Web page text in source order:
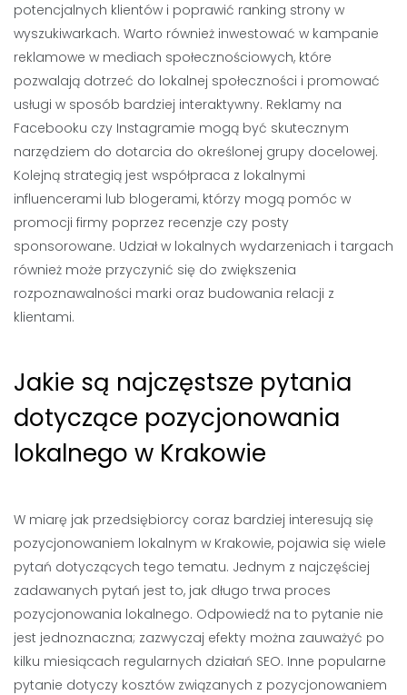
potencjalnych klientów i poprawić ranking strony w
wyszukiwarkach. Warto również inwestować w kampanie
reklamowe w mediach społecznościowych, które
pozwalają dotrzeć do lokalnej społeczności i promować
usługi w sposób bardziej interaktywny. Reklamy na
Facebooku czy Instagramie mogą być skutecznym
narzędziem do dotarcia do określonej grupy docelowej.
Kolejną strategią jest współpraca z lokalnymi
influencerami lub blogerami, którzy mogą pomóc w
promocji firmy poprzez recenzje czy posty
sponsorowane. Udział w lokalnych wydarzeniach i targach
również może przyczynić się do zwiększenia
rozpoznawalności marki oraz budowania relacji z
klientami.
Jakie są najczęstsze pytania
dotyczące pozycjonowania
lokalnego w Krakowie
W miarę jak przedsiębiorcy coraz bardziej interesują się
pozycjonowaniem lokalnym w Krakowie, pojawia się wiele
pytań dotyczących tego tematu. Jednym z najczęściej
zadawanych pytań jest to, jak długo trwa proces
pozycjonowania lokalnego. Odpowiedź na to pytanie nie
jest jednoznaczna; zazwyczaj efekty można zauważyć po
kilku miesiącach regularnych działań SEO. Inne popularne
pytanie dotyczy kosztów związanych z pozycjonowaniem